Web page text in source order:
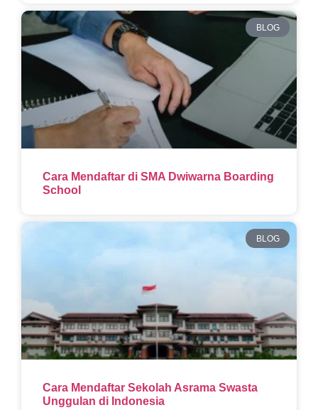
BLOG
Cara Mendaftar di SMA Dwiwarna Boarding
School
BLOG
Cara Mendaftar Sekolah Asrama Swasta
Unggulan di Indonesia